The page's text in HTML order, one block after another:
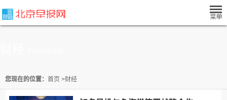
您现在的位置： 首页 >财经